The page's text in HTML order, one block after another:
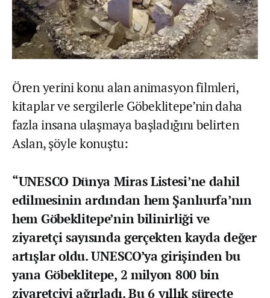
Ören yerini konu alan animasyon filmleri,
kitaplar ve sergilerle Göbeklitepe’nin daha
fazla insana ulaşmaya başladığını belirten
Aslan, şöyle konuştu:
“UNESCO Dünya Miras Listesi’ne dahil
edilmesinin ardından hem Şanlıurfa’nın
hem Göbeklitepe’nin bilinirliği ve
ziyaretçi sayısında gerçekten kayda değer
artışlar oldu. UNESCO’ya girişinden bu
yana Göbeklitepe, 2 milyon 800 bin
ziyaretçiyi ağırladı. Bu 6 yıllık süreçte